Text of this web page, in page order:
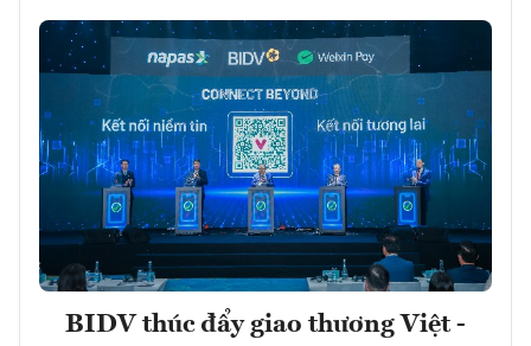
BIDV thúc đẩy giao thương Việt -